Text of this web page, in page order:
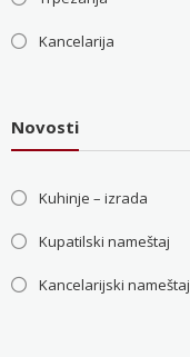
Kancelarija
Novosti
Kuhinje – izrada
Kupatilski nameštaj
Kancelarijski nameštaj